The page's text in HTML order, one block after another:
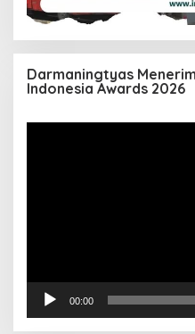
Darmaningtyas
Indonesia Awards 2026
00:00